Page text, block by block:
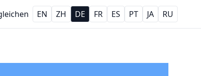
EN ZH DE FR ES PT JA RU